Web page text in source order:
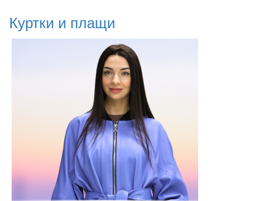
Куртки и плащи